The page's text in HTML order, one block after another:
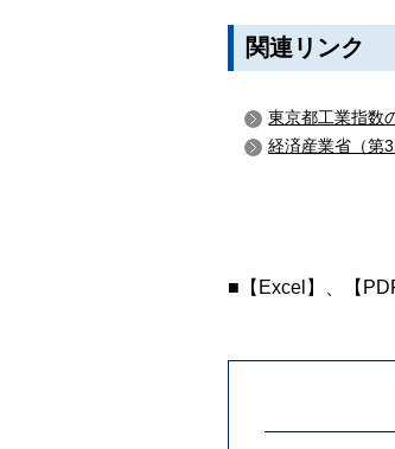
関連リンク
東京都工業指数
経済産業省（第
■【Excel】、【